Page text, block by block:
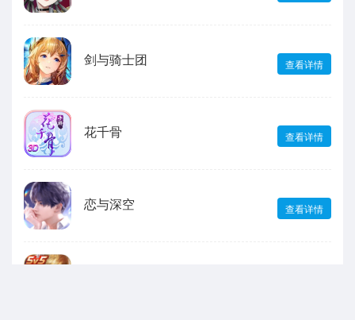
剑与骑士团 查看详情
花千骨 查看详情
恋与深空 查看详情